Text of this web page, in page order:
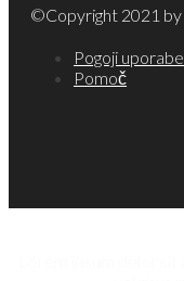
©Copyright 2021 by
Pogoji uporabe
Pomoč